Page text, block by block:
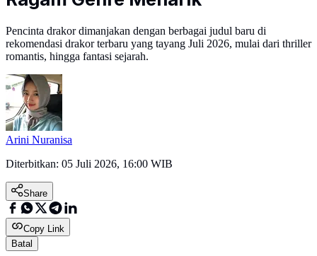
Pencinta drakor dimanjakan dengan berbagai judul baru di
rekomendasi drakor terbaru yang tayang Juli 2026, mulai dari thriller
romantis, hingga fantasi sejarah.
Arini Nuranisa
Diterbitkan: 05 Juli 2026, 16:00 WIB
Share
Copy Link
Batal